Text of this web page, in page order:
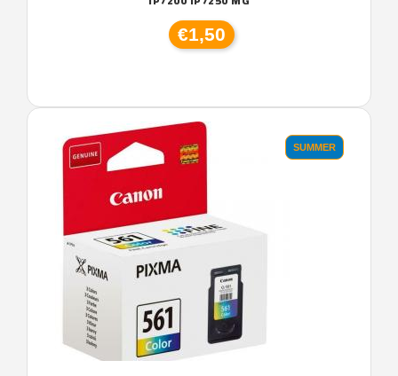
€1,50
SUMMER